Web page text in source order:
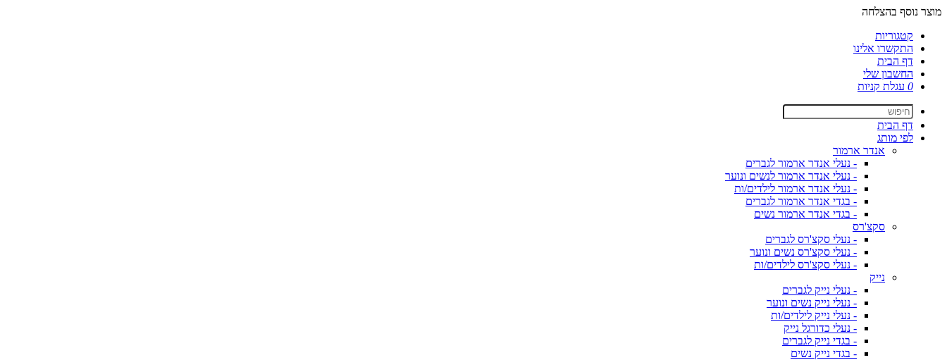
מוצר נוסף בהצלחה
קטגוריות
התקשרו אלינו
דף הבית
החשבון שלי
0 עגלת קניות
דף הבית
לפי מותג
אנדר ארמור
- נעלי אנדר ארמור לגברים
- נעלי אנדר ארמור לנשים ונוער
- נעלי אנדר ארמור לילדים/ות
- בגדי אנדר ארמור לגברים
- בגדי אנדר ארמור נשים
סקצ'רס
- נעלי סקצ'רס לגברים
- נעלי סקצ'רס נשים ונוער
- נעלי סקצ'רס לילדים/ות
נייק
- נעלי נייק לגברים
- נעלי נייק נשים ונוער
- נעלי נייק לילדים/ות
- נעלי כדורגל נייק
- בגדי נייק לגברים
- בגדי נייק נשים